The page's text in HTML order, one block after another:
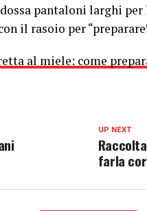
pantaloni larghi per
il rasoio per
al miele: come
UP NEXT
farla